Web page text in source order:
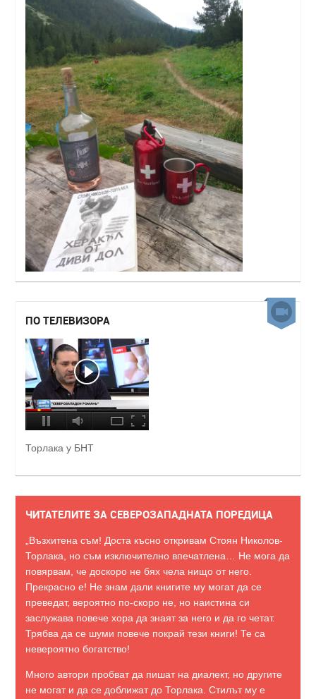
ПО ТЕЛЕВИЗОРА
Торлака у БНТ
ЧИТАТЕЛИТЕ ЗА СЕВЕРОЗАПАДНАТА ПОРЕДИЦА
„Възхитена съм! Доста късно откривам Стоян Николов-
Торлака, но съм изключително впечатлена… Не мога да
повярвам, че доскоро не бях чела нищо от него.
Прекрасно е! Не знам дали книгите му могат да се
преведат, вероятно по-скоро не, но наистина си
заслужава повече хора да знаят за него и да го четат.
Трябва да се шуми повече покрай тези книги! Те са
невероятно богатство!
Много автори пробват да пишат на диалект, но другите
не могат и да се доближат до Торлака. Стилът му е